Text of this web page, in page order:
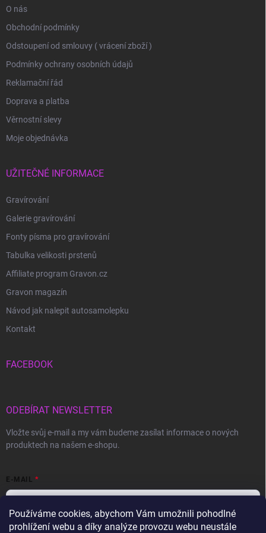
Používáme cookies, abychom Vám umožnili pohodlné
prohlížení webu a díky analýze provozu webu neustále
O nás
Obchodní podmínky
Odstoupení od smlouvy ( vrácení zboží )
Podmínky ochrany osobních údajů
Reklamační řád
Doprava a platba
Věrnostní slevy
Moje objednávka
UŽITEČNÉ INFORMACE
Gravírování
Galerie gravírování
Fonty písma pro gravírování
Tabulka velikosti prstenů
Affiliate program Gravon.cz
Gravon magazín
Návod jak nalepit autosamolepku
Kontakt
FACEBOOK
ODEBÍRAT NEWSLETTER
Vložte svůj e-mail a my vám budeme zasílat informace o nových
produktech na našem e-shopu.
E-MAIL